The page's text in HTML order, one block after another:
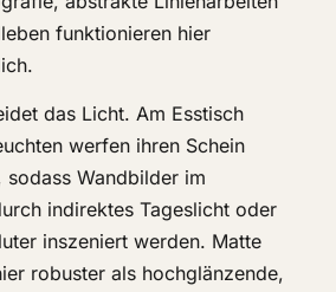
funktionieren hier
das Licht. Am Esstisch
werfen ihren Schein
Wandbilder im
indirektes Tageslicht oder
inszeniert werden. Matte
robuster als hochglänzende,